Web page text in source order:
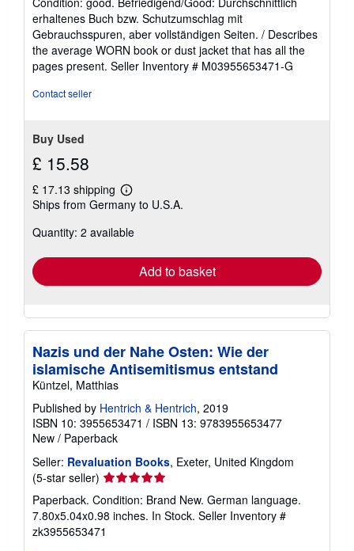
5
out
of
5
stars
erhaltenes Buch bzw. Schutzumschlag mit
Gebrauchsspuren, aber vollständigen Seiten. / Describes
the average WORN book or dust jacket that has all the
pages present. Seller Inventory # M03955653471-G
Contact seller
Buy Used
£ 15.58
£ 17.13 shipping
Learn
more
shipping
Ships from Germany to U.S.A.
Quantity: 2 available
Add to basket
Nazis und der Nahe Osten: Wie der
islamische Antisemitismus entstand
Küntzel, Matthias
Published by Hentrich & Hentrich, 2019
ISBN 10: 3955653471 / ISBN 13: 9783955653477
New / Paperback
Seller: Revaluation Books, Exeter, United Kingdom
(5-star seller) Seller
rating
5
out
of
Paperback. Condition: Brand New. German language.
7.80x5.04x0.98 inches. In Stock. Seller Inventory #
zk3955653471